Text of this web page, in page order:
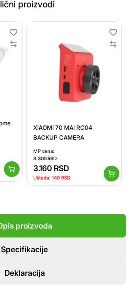
proizvodi
XIAOMI 70 MAI RC04
BACKUP CAMERA
MP cena:
3.300RSD
3.160 RSD
Ušteda: 140 RSD
proizvoda
Specifikacije
Deklaracija